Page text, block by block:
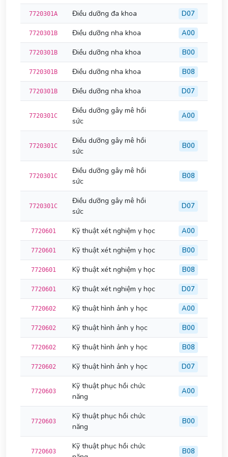
7720301A Điều dưỡng đa khoa D07
7720301B Điều dưỡng nha khoa A00
7720301B Điều dưỡng nha khoa B00
7720301B Điều dưỡng nha khoa B08
7720301B Điều dưỡng nha khoa D07
7720301C
Điều dưỡng gây mê hồi
sức
A00
7720301C
Điều dưỡng gây mê hồi
sức
B00
7720301C
Điều dưỡng gây mê hồi
sức
B08
7720301C
Điều dưỡng gây mê hồi
sức
D07
7720601 Kỹ thuật xét nghiệm y học A00
7720601 Kỹ thuật xét nghiệm y học B00
7720601 Kỹ thuật xét nghiệm y học B08
7720601 Kỹ thuật xét nghiệm y học D07
7720602 Kỹ thuật hình ảnh y học A00
7720602 Kỹ thuật hình ảnh y học B00
7720602 Kỹ thuật hình ảnh y học B08
7720602 Kỹ thuật hình ảnh y học D07
7720603
Kỹ thuật phục hồi chức
năng
A00
7720603
Kỹ thuật phục hồi chức
năng
B00
7720603
Kỹ thuật phục hồi chức
B08